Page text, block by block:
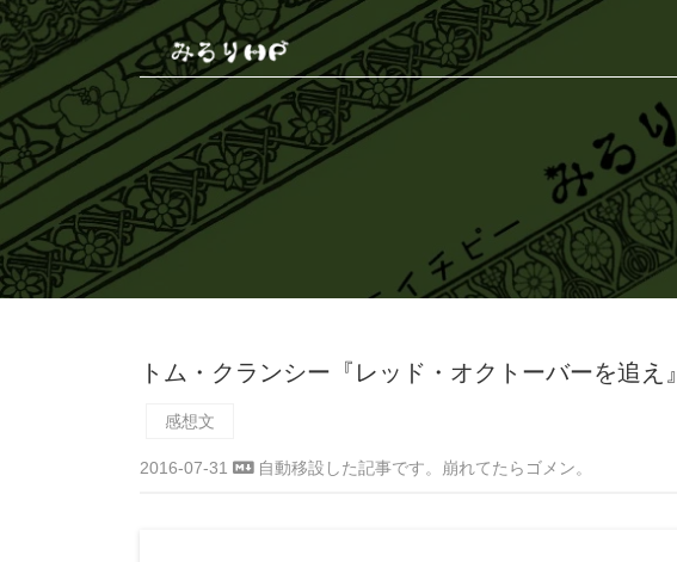
トム・クランシー『レッド・オクトーバーを追え』
感想文
2016-07-31 自動移設した記事です。崩れてたらゴメン。